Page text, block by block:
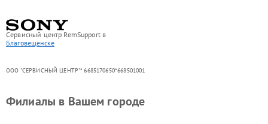
Сервисный центр RemSupport в
Благовещенске
ООО "СЕРВИСНЫЙ ЦЕНТР"* 6685170650*668501001
Филиалы в Вашем городе